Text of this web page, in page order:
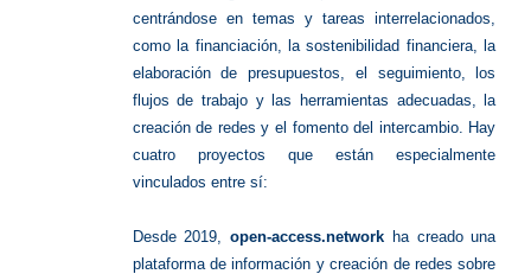
centrándose en temas y tareas interrelacionados,
como la financiación, la sostenibilidad financiera, la
elaboración de presupuestos, el seguimiento, los
flujos de trabajo y las herramientas adecuadas, la
creación de redes y el fomento del intercambio. Hay
cuatro proyectos que están especialmente
vinculados entre sí:
Desde 2019,open-access.network ha creado una
plataforma de información y creación de redes sobre